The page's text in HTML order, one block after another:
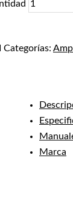
Categorías:
Marca